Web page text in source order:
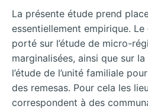
La présente étude prend
essentiellement empirique. Le
porté sur l’étude de micro-
marginalisées, ainsi que sur
l’étude de l’unité familiale
des remesas. Pour cela les
correspondent à des